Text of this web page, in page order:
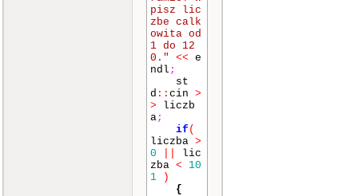
pisz lic
zbe calk
owita od
1 do 12
0."
<< e
ndl ;
st
d :: cin >
> liczb
a;
if (
liczba >
0
lic
zba <
10
1
)
{